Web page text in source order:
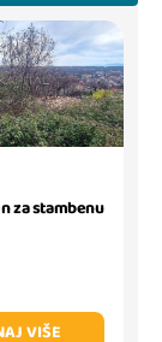
za stambenu
VIŠE